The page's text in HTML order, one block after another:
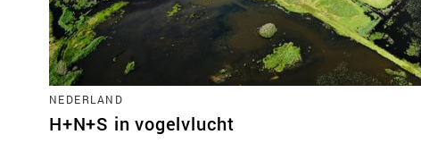
NEDERLAND
H+N+S in vogelvlucht